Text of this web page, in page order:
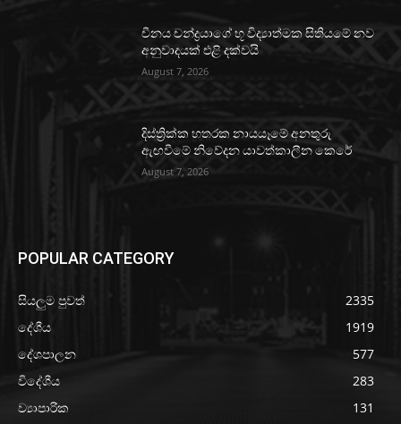
චීනය චන්ද්‍රයාගේ භූ විද්‍යාත්මක සිතියමේ නව
අනුවාදයක් එළි දක්වයි
August 7, 2026
දිස්ත්‍රික්ක හතරක නායයෑමේ අනතුරු
ඇඟවීමේ නිවේදන යාවත්කාලීන කෙරේ
August 7, 2026
POPULAR CATEGORY
සියලුම පුවත්
2335
දේශීය
1919
දේශපාලන
577
විදේශීය
283
ව්‍යාපාරික
131